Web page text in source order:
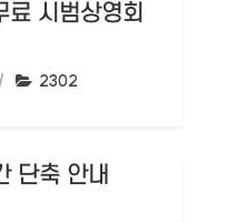
료 시범상영회
수: 조회수:
2302
단축 안내